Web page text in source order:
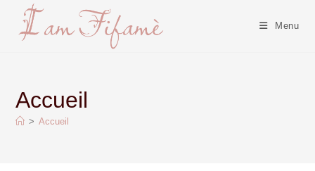
Menu
Accueil
> Accueil